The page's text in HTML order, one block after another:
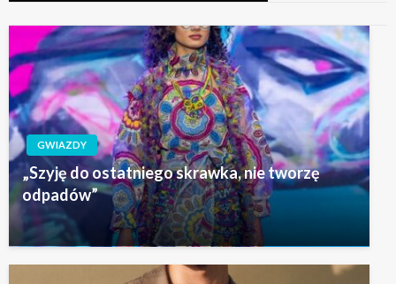
GWIAZDY
„Szyję do ostatniego skrawka, nie tworzę
odpadów”